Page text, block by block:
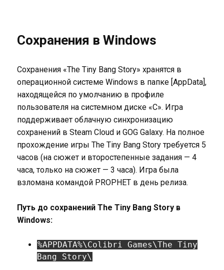
Сохранения в Windows
Сохранения «The Tiny Bang Story» хранятся в
операционной системе Windows в папке [AppData],
находящейся по умолчанию в профиле
пользователя на системном диске «C». Игра
поддерживает облачную синхронизацию
сохранений в Steam Cloud и GOG Galaxy. На полное
прохождение игры The Tiny Bang Story требуется 5
часов (на сюжет и второстепенные задания — 4
часа, только на сюжет — 3 часа). Игра была
взломана командой PROPHET в день релиза.
Путь до сохранений The Tiny Bang Story в
Windows:
%APPDATA%\Colibri Games\The Tiny
Bang Story\